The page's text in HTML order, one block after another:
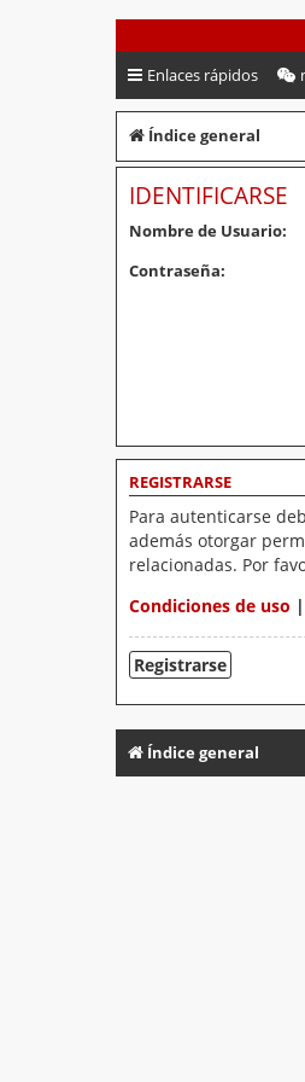
Enlaces rápidos
Índice general
IDENTIFICARSE
Nombre de Usuario:
Contraseña:
REGISTRARSE
Para autenticarse
además otorgar
relacionadas. Por
Condiciones de uso |
Registrarse
Índice general